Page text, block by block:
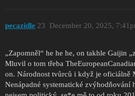
pecazidle December 20, 2025,
23
„Zapomněl“ he he he, on takhle Gaijin
Mluvil o tom třeba
on. Národnost tvůrců i když je oficiálně
Nenápadné systematické zvýhodňování